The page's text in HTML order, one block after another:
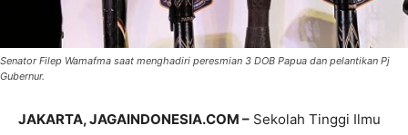
Senator Filep Wamafma saat menghadiri peresmian 3 DOB Papua dan pelantikan Pj
Gubernur.
JAKARTA, JAGAINDONESIA.COM – Sekolah Tinggi Ilmu